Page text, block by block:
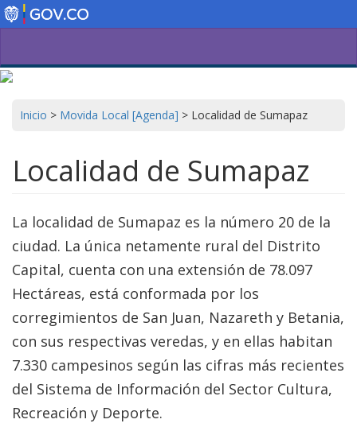
Pasar
al
Inicio > Movida Local [Agenda] > Localidad de Sumapaz
Localidad de Sumapaz
La localidad de Sumapaz es la número 20 de la
ciudad. La única netamente rural del Distrito
Capital, cuenta con una extensión de 78.097
Hectáreas, está conformada por los
corregimientos de San Juan, Nazareth y Betania,
con sus respectivas veredas, y en ellas habitan
7.330 campesinos según las cifras más recientes
del Sistema de Información del Sector Cultura,
Recreación y Deporte.